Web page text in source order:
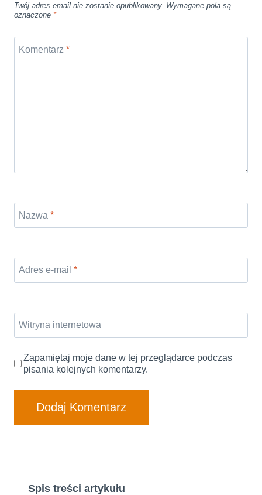
Twój adres email nie zostanie opublikowany. Wymagane pola są
oznaczone *
Komentarz *
Nazwa *
Adres e-mail *
Witryna internetowa
Zapamiętaj moje dane w tej przeglądarce podczas
pisania kolejnych komentarzy.
Spis treści artykułu